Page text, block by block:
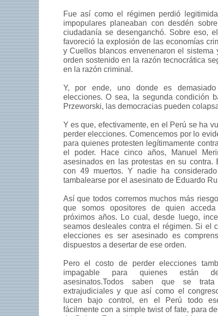
Fue así como el régimen perdió
impopulares planeaban con desdén
ciudadanía se desenganchó. Sobre eso,
favoreció la explosión de las economías
y Cuellos blancos envenenaron el sistema
orden sostenido en la razón tecnocrática
en la razón criminal.
Y, por ende, uno donde es demasiado
elecciones. O sea, la segunda condición
Przeworski, las democracias pueden
Y es que, efectivamente, en el Perú se ha
perder elecciones. Comencemos por lo
para quienes protesten legítimamente
el poder. Hace cinco años, Manuel
asesinados en las protestas en su contra.
con 49 muertos. Y nadie ha
tambalearse por el asesinato de Eduardo
Así que todos corremos muchos más
que somos opositores de quien
próximos años. Lo cual, desde luego,
seamos desleales contra el régimen. Si el
elecciones es ser asesinado es
dispuestos a desertar de ese orden.
Pero el costo de perder elecciones
impagable para quienes están
asesinatos.Todos saben que se
extrajudiciales y que así como el
lucen bajo control, en el Perú todo
fácilmente con a simple twist of fate, para